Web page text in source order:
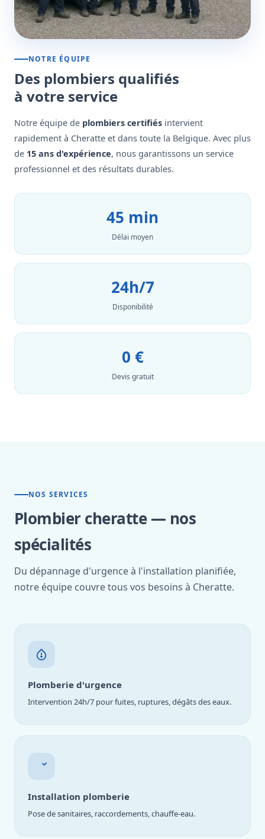
NOTRE ÉQUIPE
Des plombiers qualifiés
à votre service
Notre équipe de plombiers certifiés intervient
rapidement à Cheratte et dans toute la Belgique. Avec plus
de 15 ans d'expérience, nous garantissons un service
professionnel et des résultats durables.
45 min
Délai moyen
24h/7
Disponibilité
0 €
Devis gratuit
NOS SERVICES
Plombier cheratte — nos
spécialités
Du dépannage d'urgence à l'installation planifiée,
notre équipe couvre tous vos besoins à Cheratte.
Plomberie d'urgence
Intervention 24h/7 pour fuites, ruptures, dégâts des eaux.
Installation plomberie
Pose de sanitaires, raccordements, chauffe-eau.